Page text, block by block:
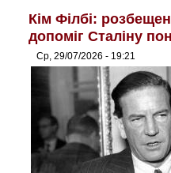
Кім Філбі:
допоміг Сталіну
Ср, 29/07/2026 - 19:21